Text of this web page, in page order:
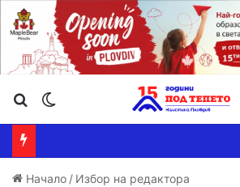
Търсене ...
Начало / Избор на редактора